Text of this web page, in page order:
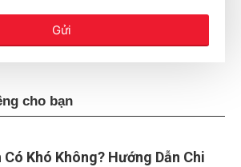
Gửi
cho bạn
Khó Không? Hướng Dẫn Chi